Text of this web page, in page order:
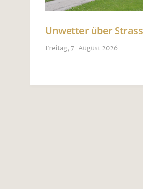
Unwetter über Strass
Freitag, 7. August 2026